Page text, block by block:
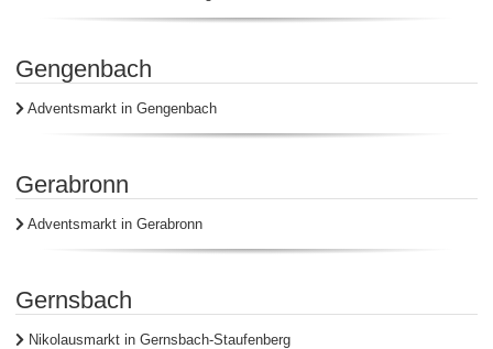
Gengenbach
Adventsmarkt in Gengenbach
Gerabronn
Adventsmarkt in Gerabronn
Gernsbach
Nikolausmarkt in Gernsbach-Staufenberg